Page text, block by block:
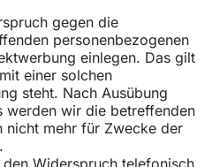
gegen die
personenbezogenen
einlegen. Das gilt
einer solchen
steht. Nach Ausübung
werden wir die betreffenden
nicht mehr für Zwecke der
Widerspruch telefonisch,